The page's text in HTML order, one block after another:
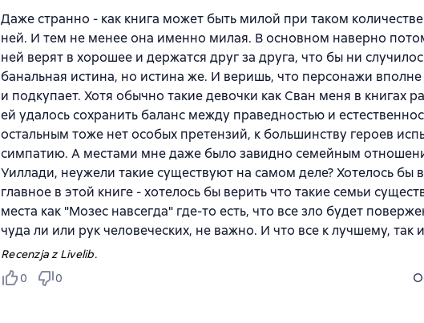
Даже странно - как книга может быть милой при таком
ней. И тем не менее она именно милая. В основном наверно
ней верят в хорошее и держатся друг за друга, что бы ни
банальная истина, но истина же. И веришь, что персонажи
и подкупает. Хотя обычно такие девочки как Сван меня в книгах
ей удалось сохранить баланс между праведностью и
остальным тоже нет особых претензий, к большинству героев
симпатию. А местами мне даже было завидно семейным
Уиллади, неужели такие существуют на самом деле? Хотелось бы
главное в этой книге - хотелось бы верить что такие семьи
места как "Мозес навсегда" где-то есть, что все зло будет
чуда ли или рук человеческих, не важно. И что все к лучшему, так
Recenzja z Livelib.
0
0